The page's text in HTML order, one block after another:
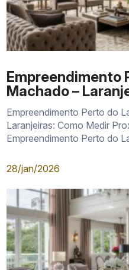
Empreendimento
Machado –
Empreendimento Perto do
Laranjeiras: Como Medir
Empreendimento Perto do
28/jan/2026